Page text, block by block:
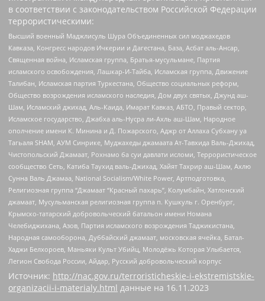
в соответствии с законодательством Российской Федерации
террористическими:
Высший военный Маджлисуль Шура Объединенных сил моджахедов
Кавказа, Конгресс народов Ичкерии и Дагестана, База, Асбат аль-Ансар,
Священная война, Исламская группа, Братья-мусульмане, Партия
исламского освобождения, Лашкар-И-Тайба, Исламская группа, Движение
Талибан, Исламская партия Туркестана, Общество социальных реформ,
Общество возрождения исламского наследия, Дом двух святых, Джунд аш-
Шам, Исламский джихад, Аль-Каида, Имарат Кавказ, АБТО, Правый сектор,
Исламское государство, Джабха аль-Нусра ли-Ахль аш-Шам, Народное
ополчение имени К. Минина и Д. Пожарского, Аджр от Аллаха Субхану уа
Тагьаля SHAM, АУМ Синрике, Муджахеды джамаата Ат-Тавхида Валь-Джихад,
Чистопольский Джамаат, Рохнамо ба суи давлати исломи, Террористическое
сообщество Сеть, Катиба Таухид валь-Джихад, Хайят Тахрир аш-Шам, Ахлю
Сунна Валь Джамаа, National Socialism/White Power, Артподготовка,
Религиозная группа “Джамаат “Красный пахарь”, Колумбайн, Хатлонский
джамаат, Мусульманская религиозная группа п. Кушкуль г. Оренбург,
Крымско-татарский добровольческий батальон имени Номана
Челебиджихана, Азов, Партия исламского возрождения Таджикистана,
Народная самооборона, Дуббайский джамаат, московская ячейка, Батал-
Хаджи Белхороев, Маньяки Культ Убийц, Молодёжь Которая Улыбается,
Легион Свобода России, Айдар, Русский добровольческий корпус
Источник: http://nac.gov.ru/terroristicheskie-i-ekstremistskie-
organizacii-i-materialy.html данные на 16.11.2023